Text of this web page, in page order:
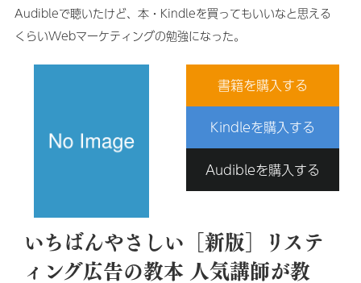
Audibleで聴いたけど、本・Kindleを買ってもいいなと思える
くらいWebマーケティングの勉強になった。
書籍を購入する
Kindleを購入する
Audibleを購入する
いちばんやさしい［新版］リステ
ィング広告の教本 ⼈気講師が教